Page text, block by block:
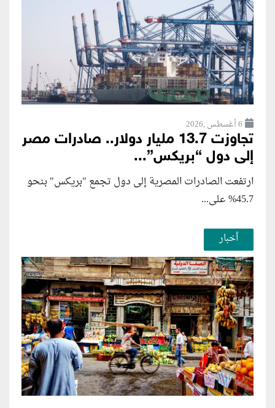
6 أغسطس ,2026
تجاوزت 13.7 مليار دولار.. صادرات مصر
إلى دول “بريكس”...
ارتفعت الصادرات المصرية إلى دول تجمع "بريكس" بنحو
45.7% على...
أخبار